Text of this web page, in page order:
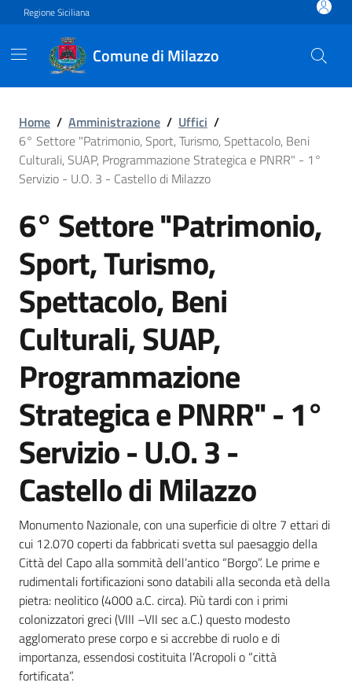
Vai ai contenuti
Vai al footer
Regione Siciliana
Comune di Milazzo
6° Settore "Patrimonio,
Home / Amministrazione / Uffici /
6° Settore "Patrimonio, Sport, Turismo, Spettacolo, Beni
Culturali, SUAP, Programmazione Strategica e PNRR" - 1°
Servizio - U.O. 3 - Castello di Milazzo
6° Settore "Patrimonio,
Sport, Turismo,
Spettacolo, Beni
Culturali, SUAP,
Programmazione
Strategica e PNRR" - 1°
Servizio - U.O. 3 -
Castello di Milazzo
Monumento Nazionale, con una superficie di oltre 7 ettari di
cui 12.070 coperti da fabbricati svetta sul paesaggio della
Città del Capo alla sommità dell’antico “Borgo”. Le prime e
rudimentali fortificazioni sono databili alla seconda età della
pietra: neolitico (4000 a.C. circa). Più tardi con i primi
colonizzatori greci (VIII –VII sec a.C.) questo modesto
agglomerato prese corpo e si accrebbe di ruolo e di
importanza, essendosi costituita l’Acropoli o “città
fortificata”.